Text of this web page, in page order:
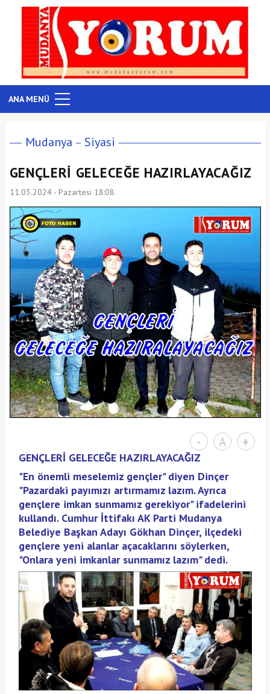
ANA MENÜ
Mudanya Siyasi
GENÇLERİ GELECEĞE HAZIRLAYACAĞIZ
11.03.2024 - Pazartesi 18:08
- A +
GENÇLERİ GELECEĞE HAZIRLAYACAĞIZ
"En önemli meselemiz gençler" diyen Dinçer
"Pazardaki payımızı artırmamız lazım. Ayrıca
gençlere imkan sunmamız gerekiyor" ifadelerini
kullandı. Cumhur İttifakı AK Parti Mudanya
Belediye Başkan Adayı Gökhan Dinçer, ilçedeki
gençlere yeni alanlar açacaklarını söylerken,
"Onlara yeni imkanlar sunmamız lazım" dedi.